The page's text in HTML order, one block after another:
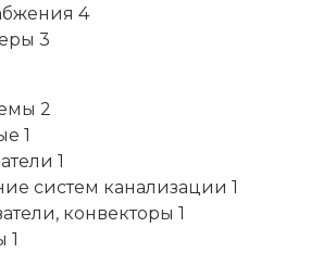
4
3
2
1
1
систем канализации 1
конвекторы 1
1